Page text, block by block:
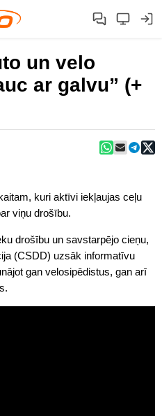
un velo
ar galvu” (+
kuri aktīvi iekļaujas ceļu
viņu drošību.
drošību un savstarpējo cieņu,
(CSDD) uzsāk informatīvu
gan velosipēdistus, gan arī